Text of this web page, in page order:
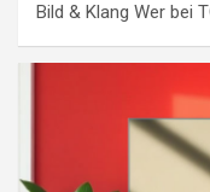
Bild & Klang Wer bei